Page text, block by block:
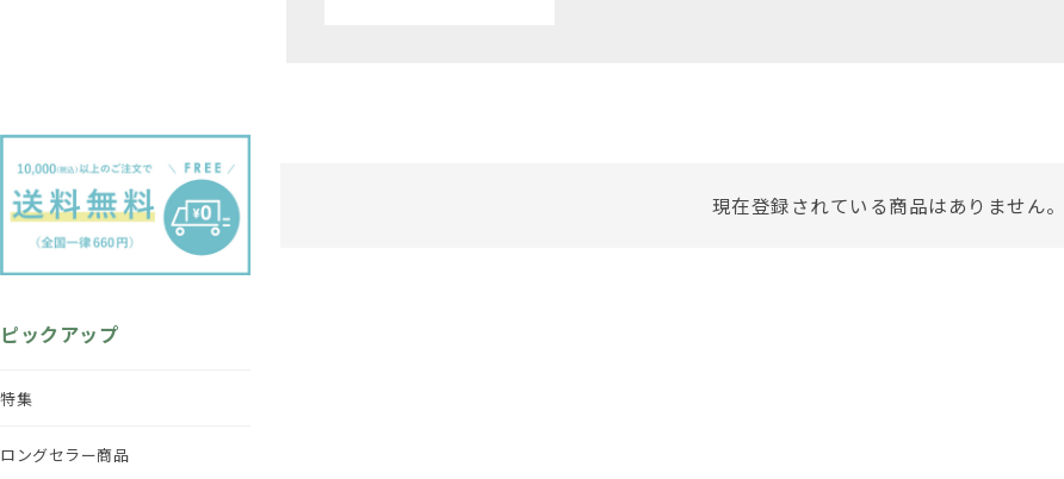
ピックアップ
特集
ロングセラー商品
現在登録されている商品はありません。